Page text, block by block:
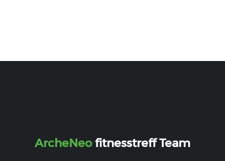
ArcheNeofitnesstreff Team